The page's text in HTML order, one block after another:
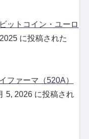
ットコイン・ユーロ
に投稿された
ファーマ（520A）
5, 2026 に投稿され